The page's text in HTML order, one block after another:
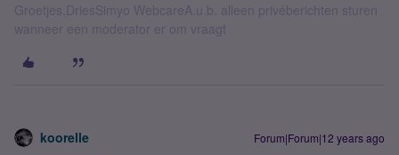
Groetjes,DriesSimyo WebcareA.u.b. alleen privéberichten sturen
wanneer een moderator er om vraagt
koorelle Forum|Forum|12 years ago